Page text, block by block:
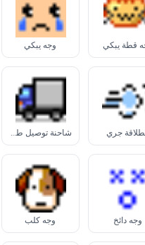
قطة يبكي وجه يبكي
جري شاحنة توصيل طلبات
وجه دائخ وجه كلب